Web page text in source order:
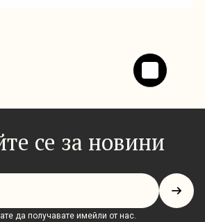
се за новини
да получавате имейли от нас.